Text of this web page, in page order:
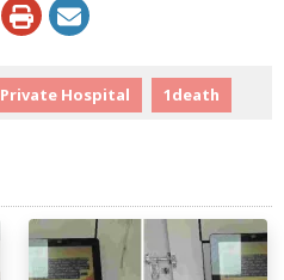
Private Hospital 1death